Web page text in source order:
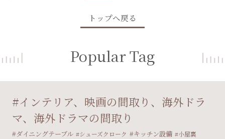
トップへ戻る
Popular Tag
インテリア、映画の間取り、海外ドラ
マ、海外ドラマの間取り
ダイニングテーブル シューズクローク キッチン設備 小屋裏